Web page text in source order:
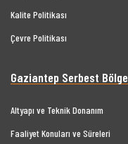
Kalite Politikası
Çevre Politikası
Gaziantep Serbest Bölge
Altyapı ve Teknik Donanım
Faaliyet Konuları ve Süreleri